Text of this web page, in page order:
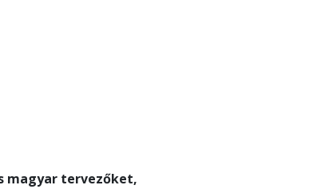
magyar tervezőket,